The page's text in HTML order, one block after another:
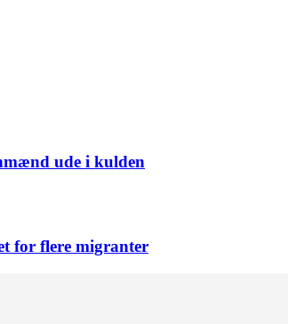
ude i kulden
for flere migranter